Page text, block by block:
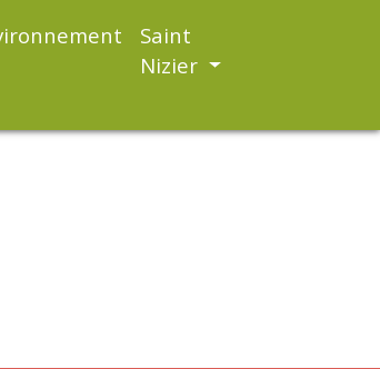
Saint
Nizier